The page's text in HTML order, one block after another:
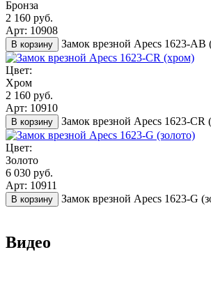
Бронза
2 160 руб.
Арт: 10908
В корзину Замок врезной Apecs 1623-AB
Цвет:
Хром
2 160 руб.
Арт: 10910
В корзину Замок врезной Apecs 1623-CR
Цвет:
Золото
6 030 руб.
Арт: 10911
В корзину Замок врезной Apecs 1623-G
Видео